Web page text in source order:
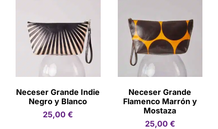
Neceser Grande Indie
Negro y Blanco
25,00€
Neceser Grande
Flamenco Marrón y
Mostaza
25,00 €